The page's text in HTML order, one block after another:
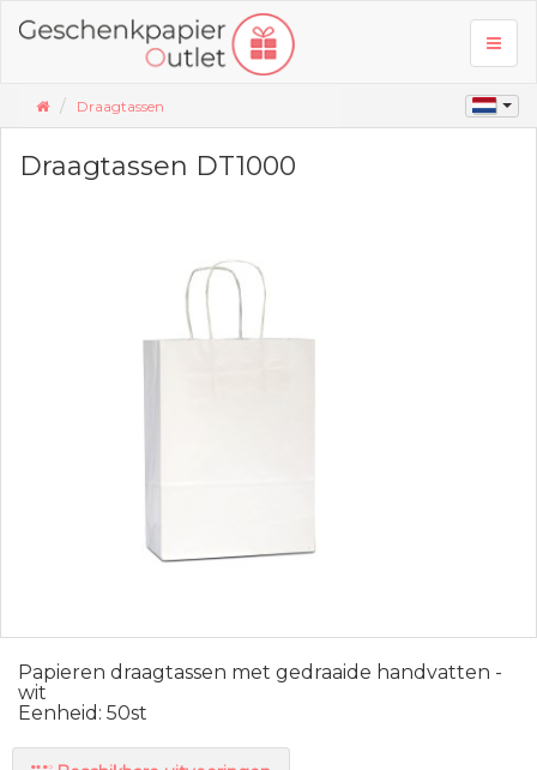
Draagtassen
Draagtassen DT1000
Papieren draagtassen met gedraaide handvatten -
wit
Eenheid: 50st